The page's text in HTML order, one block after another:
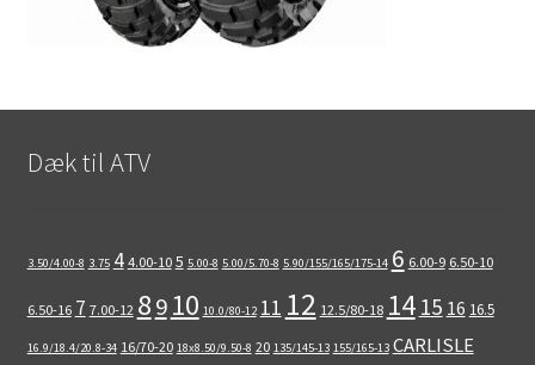
Dæk til ATV
3.50/4.00-8 3.75 4 4.00-10 5 5.00-8 5.00/5.70-8 5.90/155/165/175-14 6 6.00-9 6.50-10
6.50-16 7 7.00-12 89 10 10.0/80-12 11 12 12.5/80-18 14 15 16 16.5
16.9/18.4/20.8-34 16/70-20 18x8.50/9.50-8 20 135/145-13 155/165-13 CARLISLE